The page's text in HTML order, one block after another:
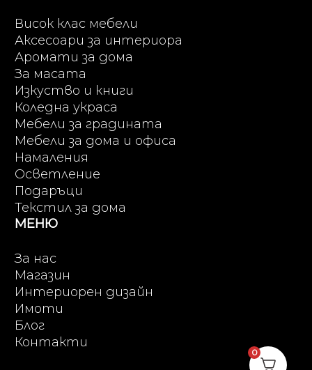
Висок клас мебели
Аксесоари за интериора
Аромати за дома
За масата
Изкуство и книги
Коледна украса
Мебели за градината
Мебели за дома и офиса
Намаления
Осветление
Подаръци
Текстил за дома
МЕНЮ
За нас
Магазин
Интериорен дизайн
Имоти
Блог
Контакти
0